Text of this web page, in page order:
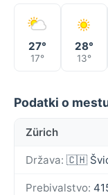
27°
17°
28°
13°
Podatki o
Zürich
Država: 🇨🇭
Prebivalstvo: